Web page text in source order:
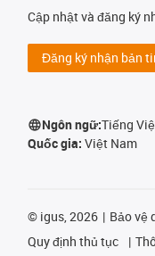
Cập nhật và đăng ký
Đăng ký nhận bản
Ngôn ngữ:Tiếng
Quốc gia: Việt Nam
© igus, 2026 Bảo vệ
Quy định thủ tục